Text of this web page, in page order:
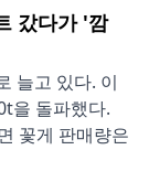
갔다가 '깜
늘고 있다. 이
을 돌파했다.
꽃게 판매량은